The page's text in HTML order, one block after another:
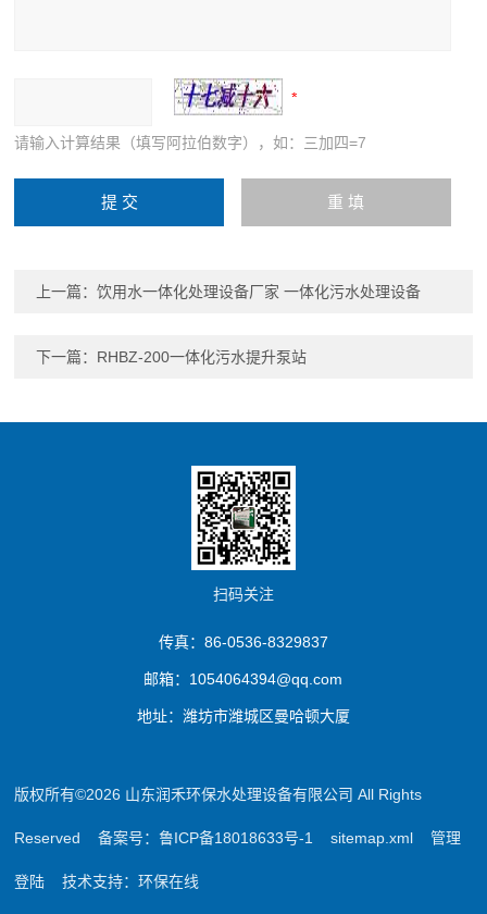
请输入计算结果（填写阿拉伯数字），如：三加四=7
上一篇：饮用水一体化处理设备厂家 一体化污水处理设备
下一篇： RHBZ-200一体化污水提升泵站
扫码关注
传真：86-0536-8329837
邮箱：1054064394@qq.com
地址：潍坊市潍城区曼哈顿大厦
版权所有©2026 山东润禾环保水处理设备有限公司 All Rights
Reserved备案号：鲁ICP备18018633号-1 sitemap.xml 管理
登陆 技术支持：环保在线